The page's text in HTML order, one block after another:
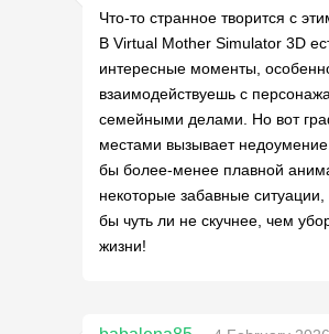
Что-то странное творится с
В Virtual Mother Simulator 3D
интересные моменты,
взаимодействуешь с
семейными делами. Но вот
местами вызывает
бы более-менее плавной
некоторые забавные
бы чуть ли не скучнее, чем
жизни!